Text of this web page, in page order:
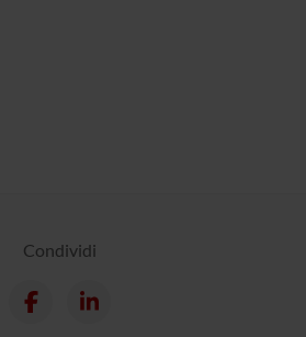
Condividi